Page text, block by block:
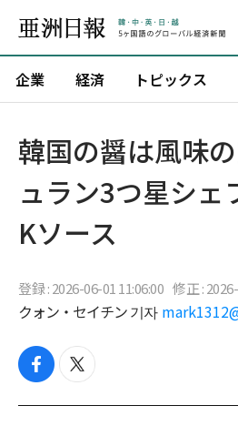
企業 経済 トピックス
韓国の醤は風味
ュラン3つ星シェ
Kソース
登録 : 2026-06-01 11:06:00 修正 :
クォン・セイチン 기자
f
c
t
i